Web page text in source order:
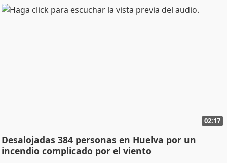
02:17
Desalojadas 384 personas en Huelva por un
incendio complicado por el viento